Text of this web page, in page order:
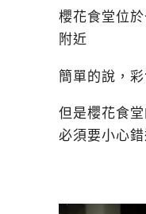
櫻花食堂位
附近
簡單的說，
但是櫻花食
必須要小心